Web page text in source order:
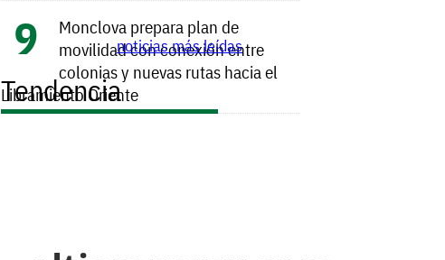
Monclova prepara plan de
movilidad con conexión entre
colonias y nuevas rutas hacia el
Libramiento Oriente
noticias más leídas
Tendencia